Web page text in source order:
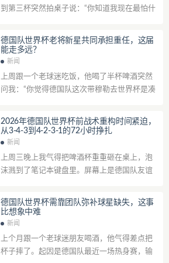
到第三杯突然拍桌子说：“你知道我现在最怕什
跟屎一样。”我当时差点笑喷，但转念一想...
德国队世界杯老将新星共同承担重任，这届
能走多远？
新闻
上周跟一个老球迷吃饭，他喝了半杯啤酒突然
问我：“你觉得德国队这次带穆勒去世界杯是凑
实话，我自己心里也打鼓。穆勒34了，...
2026年德国队世界杯前战术重构时间紧迫，
从3-4-3到4-2-3-1的72小时挣扎
新闻
上周三晚上我气得把啤酒杯重重砸在桌上，泡
沫溅到了笔记本键盘里。屏幕上是德国队友谊
对方前锋单刀破门。我当时其实有点慌——不...
德国队世界杯需靠团队弥补球星缺失，这事
比想象中难
新闻
上个月跟一个老球迷朋友喝酒，他气得差点把
杯子摔了。起因是德国队最近一场热身赛，输